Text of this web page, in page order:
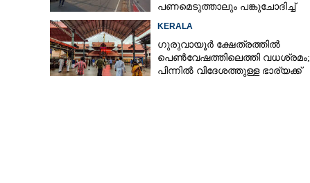
പണമെടുത്താലും പങ്കുചോദിച്ച്
KERALA
ഗുരുവായൂർ ക്ഷേത്രത്തിൽ
പെൺവേഷത്തിലെത്തി വധശ്രമം;
പിന്നിൽ വിദേശത്തുള്ള ഭാര്യക്ക്